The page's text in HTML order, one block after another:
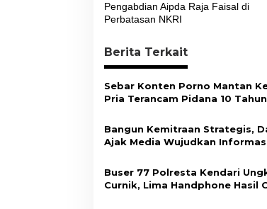
v
i
g
a
s
i
p
s
Pengabdian Aipda Raja Faisal di
Perbatasan NKRI
Berita Terkait
Sebar Konten Porno Mantan
Pria Terancam Pidana 10
Bangun Kemitraan Strategis,
Ajak Media Wujudkan
Buser 77 Polresta Kendari
Curnik, Lima Handphone Hasil